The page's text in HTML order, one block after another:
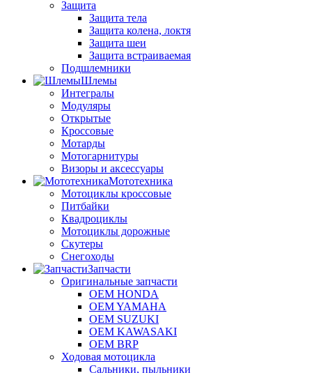
Защита
Защита тела
Защита колена, локтя
Защита шеи
Защита встраиваемая
Подшлемники
Шлемы
Интегралы
Модуляры
Открытые
Кроссовые
Мотарды
Мотогарнитуры
Визоры и аксессуары
Мототехника
Мотоциклы кроссовые
Питбайки
Квадроциклы
Мотоциклы дорожные
Скутеры
Снегоходы
Запчасти
Оригинальные запчасти
OEM HONDA
OEM YAMAHA
OEM SUZUKI
OEM KAWASAKI
OEM BRP
Ходовая мотоцикла
Сальники, пыльники